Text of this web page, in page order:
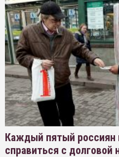
Каждый пятый
справиться с долговой